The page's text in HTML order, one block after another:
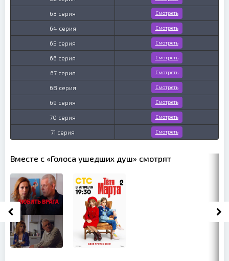
63 серия Смотреть
64 серия Смотреть
65 серия Смотреть
66 серия Смотреть
67 серия Смотреть
68 серия Смотреть
69 серия Смотреть
70 серия Смотреть
71 серия Смотреть
Вместе с «Голоса ушедших душ» смотрят